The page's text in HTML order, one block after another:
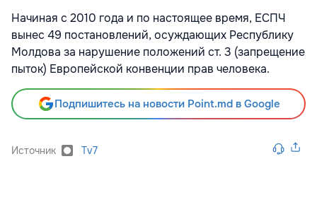
Начиная с 2010 года и по настоящее время, ЕСПЧ
вынес 49 постановлений, осуждающих Республику
Молдова за нарушение положений ст. 3 (запрещение
пыток) Европейской конвенции прав человека.
Подпишитесь на новости Point.md в Google
Источник Tv7